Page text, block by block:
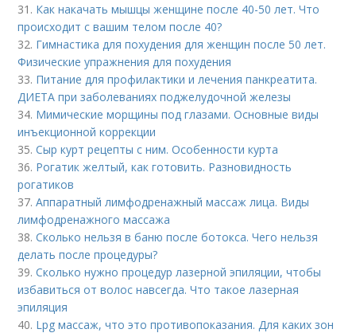
31. Как накачать мышцы женщине после 40-50 лет. Что
происходит с вашим телом после 40?
32. Гимнастика для похудения для женщин после 50 лет.
Физические упражнения для похудения
33. Питание для профилактики и лечения панкреатита.
ДИЕТА при заболеваниях поджелудочной железы
34. Мимические морщины под глазами. Основные виды
инъекционной коррекции
35.Сыр курт рецепты с ним. Особенности курта
36. Рогатик желтый, как готовить. Разновидность
рогатиков
37.Аппаратный лимфодренажный массаж лица. Виды
лимфодренажного массажа
38.Сколько нельзя в баню после ботокса. Чего нельзя
делать после процедуры?
39.Сколько нужно процедур лазерной эпиляции, чтобы
избавиться от волос навсегда. Что такое лазерная
эпиляция
40. Lpg массаж, что это противопоказания. Для каких зон